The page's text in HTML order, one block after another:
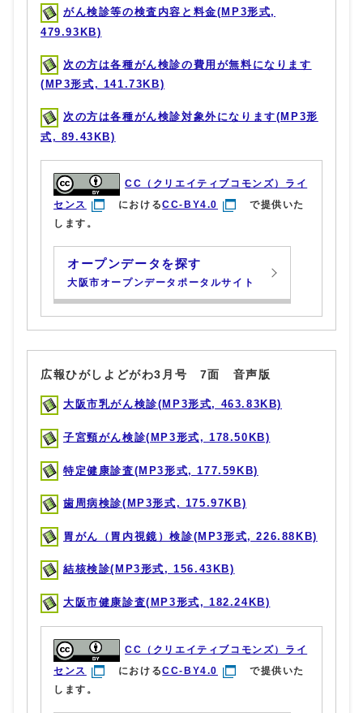
がん検診等の検査内容と料金(MP3形式,
479.93KB)
次の方は各種がん検診の費用が無料になります
(MP3形式, 141.73KB)
次の方は各種がん検診対象外になります(MP3形
式, 89.43KB)
CC（クリエイティブコモンズ）ライ
センス
におけるCC-BY4.0
で提供いた
します。
オープンデータを探す
大阪市オープンデータポータルサイト
広報ひがしよどがわ3月号 7面 音声版
大阪市乳がん検診(MP3形式, 463.83KB)
子宮頸がん検診(MP3形式, 178.50KB)
特定健康診査(MP3形式, 177.59KB)
歯周病検診(MP3形式, 175.97KB)
胃がん（胃内視鏡）検診(MP3形式, 226.88KB)
結核検診(MP3形式, 156.43KB)
大阪市健康診査(MP3形式, 182.24KB)
CC（クリエイティブコモンズ）ライ
センス
におけるCC-BY4.0
で提供いた
します。